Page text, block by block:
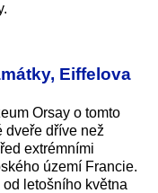
Eiffelova
Orsay o tomto
dveře dříve než
extrémními
území Francie.
letošního května